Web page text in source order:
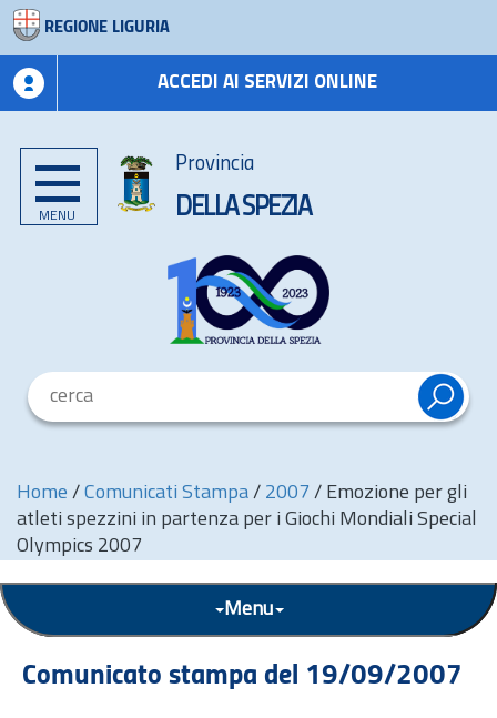
REGIONE LIGURIA
ACCEDI AI SERVIZI ONLINE
MENU
Provincia
DELLA SPEZIA
Home / Comunicati Stampa / 2007 / Emozione per gli
atleti spezzini in partenza per i Giochi Mondiali Special
Olympics 2007
Menu
Comunicato stampa del 19/09/2007